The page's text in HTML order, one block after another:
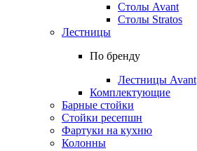
Столы Avant
Столы Stratos
Лестницы
По бренду
Лестницы Avant
Комплектующие
Барные стойки
Стойки ресепшн
Фартуки на кухню
Колонны